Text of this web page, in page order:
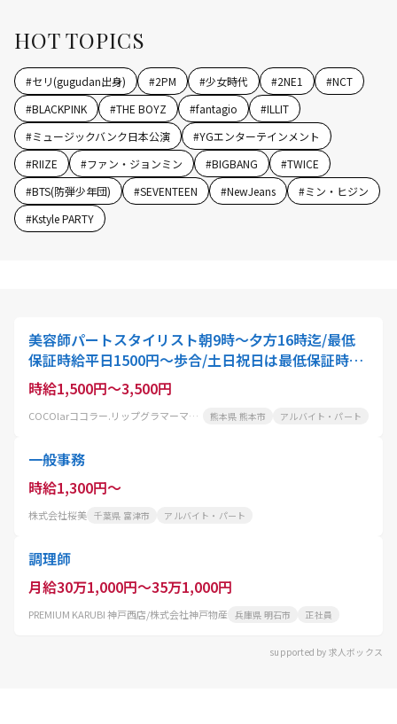
HOT TOPICS
#セリ(gugudan出身) #2PM #少女時代 #2NE1 #NCT
#BLACKPINK #THE BOYZ #fantagio #ILLIT
#ミュージックバンク日本公演 #YGエンターテインメント
#RIIZE #ファン・ジョンミン #BIGBANG #TWICE
#BTS(防弾少年団) #SEVENTEEN #NewJeans #ミン・ヒジン
#Kstyle PARTY
美容師パートスタイリスト朝9時～夕方16時迄/最低
保証時給平日1500円～歩合/土日祝日は最低保証時給
2000円～歩合/別途交通費支給¥5000～
時給1,500円～3,500円
COCOlarココラー.リップグラマーマニアティスパリ 熊本県 熊本市 アルバイト・パート
一般事務
時給1,300円～
株式会社桜美 千葉県 富津市 アルバイト・パート
調理師
月給30万1,000円～35万1,000円
PREMIUM KARUBI 神戸西店/株式会社神戸物産 兵庫県 明石市 正社員
supported by 求人ボックス